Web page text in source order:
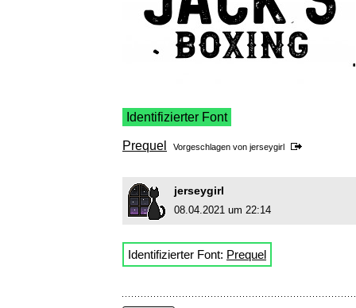
Identifizierter Font
Prequel Vorgeschlagen von jerseygirl
jerseygirl
08.04.2021 um 22:14
Identifizierter Font: Prequel